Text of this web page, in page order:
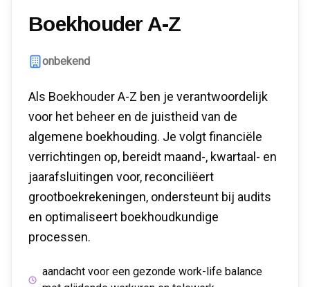
Boekhouder A-Z
onbekend
Als Boekhouder A-Z ben je verantwoordelijk
voor het beheer en de juistheid van de
algemene boekhouding. Je volgt financiële
verrichtingen op, bereidt maand-, kwartaal- en
jaarafsluitingen voor, reconciliëert
grootboekrekeningen, ondersteunt bij audits
en optimaliseert boekhoudkundige
processen.
aandacht voor een gezonde work-life balance